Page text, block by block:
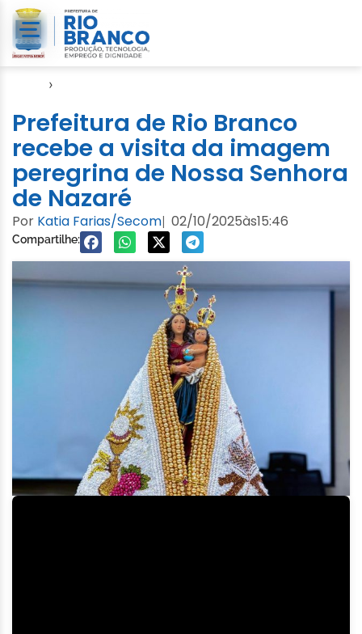
›
Prefeitura de Rio Branco
recebe a visita da imagem
peregrina de Nossa Senhora
de Nazaré
Por Katia Farias/Secom| 02/10/2025às15:46
Compartilhe: